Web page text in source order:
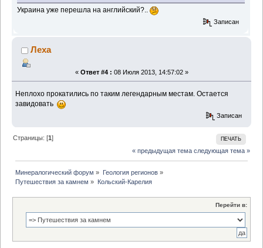
Украина уже перешла на английский?..
Записан
Леха
« Ответ #4 : 08 Июля 2013, 14:57:02 »
Неплохо прокатились по таким легендарным местам. Остается
завидовать
Записан
ПЕЧАТЬ
Страницы: [1]
« предыдущая тема следующая тема »
Минералогический форум » Геология регионов»
Путешествия за камнем » Кольский-Карелия
Перейти в: